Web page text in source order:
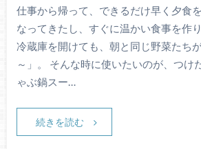
仕事から帰って、できるだけ早く夕食
なってきたし、すぐに温かい食事を作
冷蔵庫を開けても、朝と同じ野菜たち
～」。 そんな時に使いたいのが、つけ
ゃぶ鍋スー…
続きを読む